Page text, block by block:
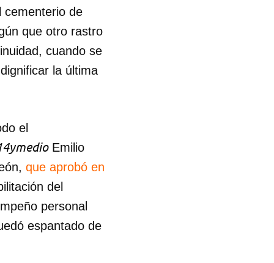
cementerio de
que otro rastro
cuando se
la última
el
Emilio
que aprobó en
del
personal
espantado de